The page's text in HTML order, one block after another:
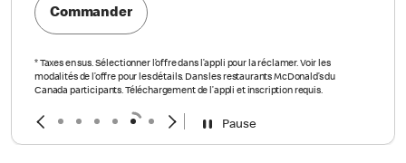
Commander
*Taxes en sus. Sélectionner l’offre dans l’appli pour la réclamer. Voir les
modalités de l’offre pour les détails. Dans les restaurants McDonald’s du
Canada participants. Téléchargement de l’appli et inscription requis.
Pause